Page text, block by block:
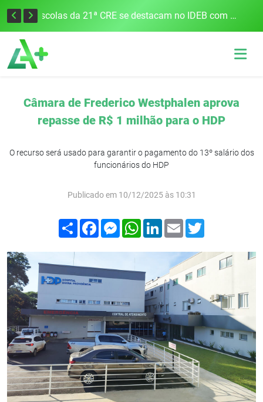
Cobrança do estacionamento rotativo começará em 10 dias em Frederico Westphalen Escolas da 21ª CRE se destacam no IDEB com altos índices e avanços
Câmara de Frederico Westphalen aprova
repasse de R$ 1 milhão para o HDP
O recurso será usado para garantir o pagamento do 13º salário dos
funcionários do HDP
Publicado em 10/12/2025 às 10:31
Compartilhar
FacebookMessenger
WhatsApp
LinkedIn
Email